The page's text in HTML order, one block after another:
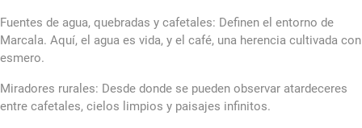
Fuentes de agua, quebradas y cafetales: Definen el entorno de
Marcala. Aquí, el agua es vida, y el café, una herencia cultivada con
esmero.
Miradores rurales: Desde donde se pueden observar atardeceres
entre cafetales, cielos limpios y paisajes infinitos.